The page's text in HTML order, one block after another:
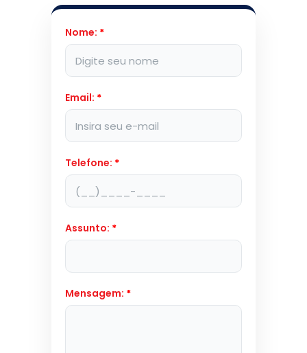
Nome: *
Email: *
Telefone: *
Assunto: *
Mensagem: *